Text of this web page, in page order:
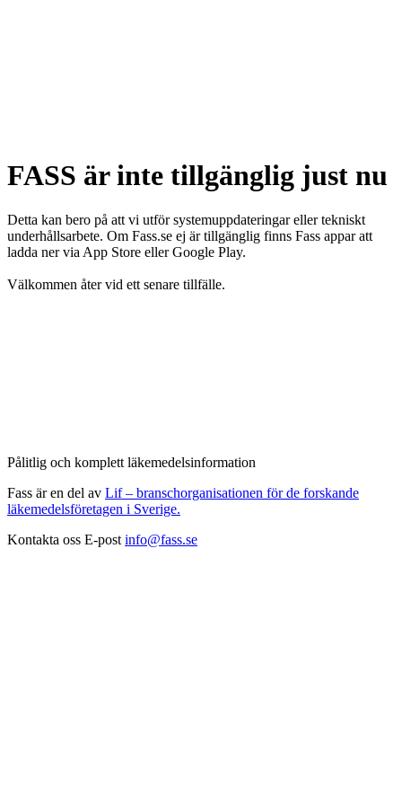
FASS är inte tillgänglig just nu
Detta kan bero på att vi utför systemuppdateringar eller tekniskt
underhållsarbete. Om Fass.se ej är tillgänglig finns Fass appar att
ladda ner via App Store eller Google Play.
Välkommen åter vid ett senare tillfälle.
Pålitlig och komplett läkemedelsinformation
Fass är en del av Lif – branschorganisationen för de forskande
läkemedelsföretagen i Sverige.
Kontakta oss E-post info@fass.se